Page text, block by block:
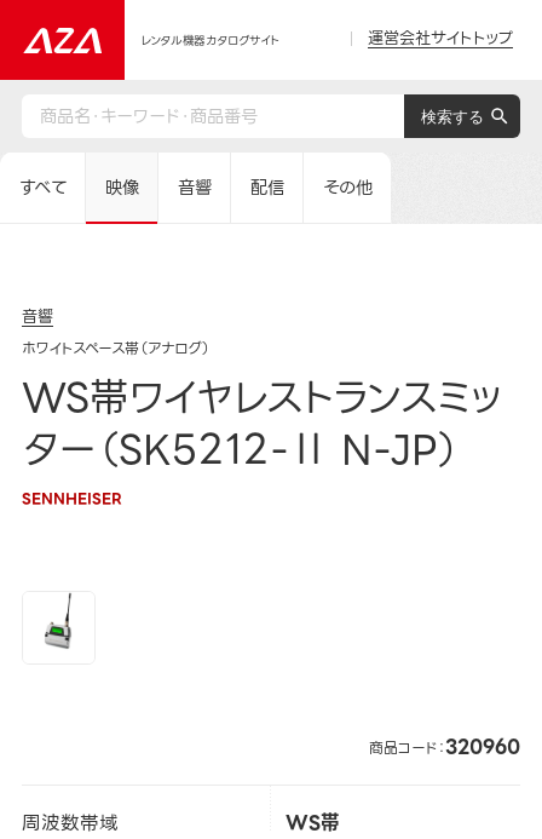
レンタル機器カタログサイト 運営会社サイトトップ
すべて 映像 音響 配信 その他
音響
ホワイトスペース帯（アナログ）
WS帯ワイヤレストランスミッ
ター（SK5212-Ⅱ N-JP）
SENNHEISER
商品コード：320960
周波数帯域 WS帯